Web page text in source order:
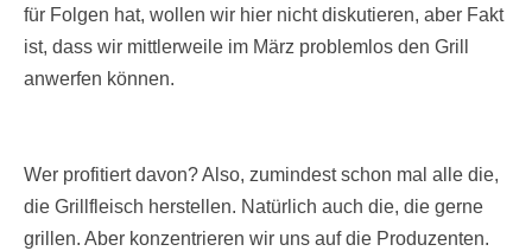
für Folgen hat, wollen wir hier nicht diskutieren, aber Fakt
ist, dass wir mittlerweile im März problemlos den Grill
anwerfen können.
Wer profitiert davon? Also, zumindest schon mal alle die,
die Grillfleisch herstellen. Natürlich auch die, die gerne
grillen. Aber konzentrieren wir uns auf die Produzenten.